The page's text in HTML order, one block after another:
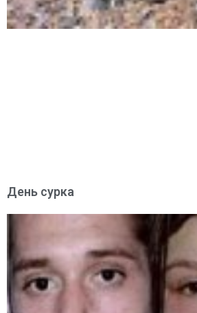
День сурка